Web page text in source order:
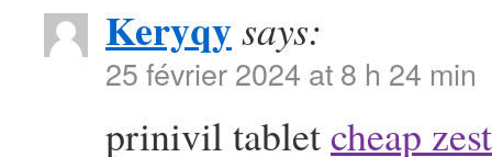
Keryqysays:
25 février 2024 at 8 h 24 min
prinivil tablet cheap